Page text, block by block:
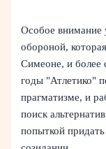
Особое внимание
обороной,
Симеоне, и более
годы "Атлетико"
прагматизме, и
поиск
попыткой